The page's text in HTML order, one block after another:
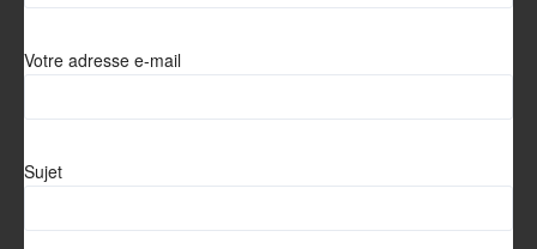
Votre adresse e-mail
Sujet